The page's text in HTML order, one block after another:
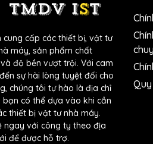
kế nhỏ gọn, tiện lợi mang theo
sử dụng với giao diện đơn
hợp sử dụng trong nhiều lĩnh vực
tính năng vượt trội, máy đo độ
quả.
nổi bật
cung cấp các thiết bị, vật tư
máy, sản phẩm chất
độ bền vượt trội. Với cam
sự hài lòng tuyệt đối cho
chúng tôi tự hào là địa chỉ
bạn có thể dựa vào khi cần
thiết bị vật tư nhà máy.
ngay với công ty theo địa
để được hỗ trợ.